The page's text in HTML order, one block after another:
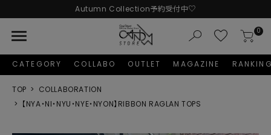
Autumn Collection予約受付中♡
LINE友だち追加 + ID連携で1,000円OFFクーポンプレゼント
新規会員登録で1,000円分のポイントプレゼント！
menu 0
CATEGORY COLLABO OUTLET MAGAZINE
TOP
COLLABORATION
【NYA・NI・NYU・NYE・NYON】RIBBON RAGLAN TOPS